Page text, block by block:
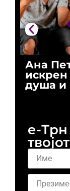
Ана
искрен
душа и
е-Трн